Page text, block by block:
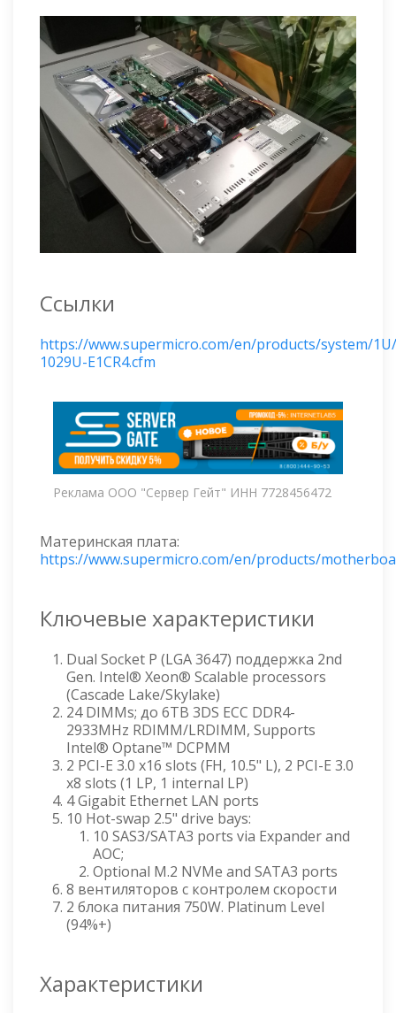
Ссылки
https://www.supermicro.com/en/products/system/1U/
1029U-E1CR4.cfm
Реклама ООО "Сервер Гейт" ИНН 7728456472
Материнская плата:
https://www.supermicro.com/en/products/
Ключевые характеристики
Dual Socket P (LGA 3647) поддержка 2nd
Gen. Intel® Xeon® Scalable processors
(Cascade Lake/Skylake)
24 DIMMs; до 6TB 3DS ECC DDR4-
2933MHz RDIMM/LRDIMM, Supports
Intel® Optane™ DCPMM
2 PCI-E 3.0 x16 slots (FH, 10.5" L), 2 PCI-E 3.0
x8 slots (1 LP, 1 internal LP)
4 Gigabit Ethernet LAN ports
10 Hot-swap 2.5" drive bays:
10 SAS3/SATA3 ports via Expander and
AOC;
Optional M.2 NVMe and SATA3 ports
8 вентиляторов с контролем скорости
2 блока питания 750W. Platinum Level
(94%+)
Характеристики